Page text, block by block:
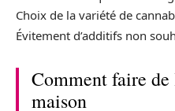
Choix de la variété de
Évitement d’additifs non
Comment faire
maison